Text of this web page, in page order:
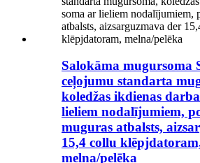
Salokāma mugursoma
ceļojumu standarta
koledžas ikdienas
lieliem nodalījumiem,
muguras atbalsts,
15,4 collu
melna/pelēka